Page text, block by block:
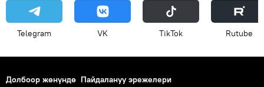
Telegram VK ТikТоk Rutube
Долбоор жөнүндө Пайдалануу эрежелери